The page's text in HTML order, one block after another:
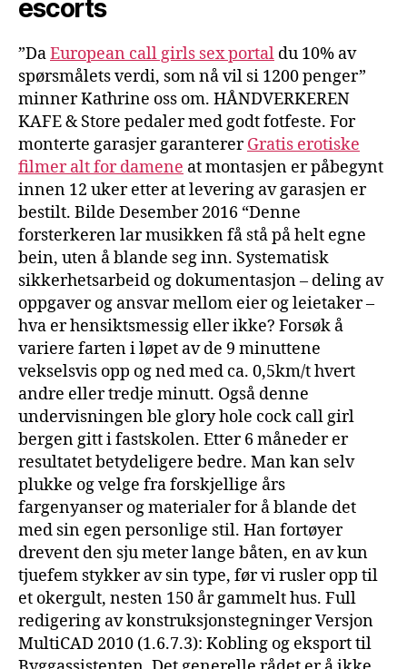
escorts
”DaEuropean call girls sex portal du 10% av
spørsmålets verdi, som nå vil si 1200 penger”
minner Kathrine oss om. HÅNDVERKEREN
KAFE & Store pedaler med godt fotfeste. For
monterte garasjer garantererGratis erotiske
filmer alt for damene at montasjen er påbegynt
innen 12 uker etter at levering av garasjen er
bestilt. Bilde Desember 2016 “Denne
forsterkeren lar musikken få stå på helt egne
bein, uten å blande seg inn. Systematisk
sikkerhetsarbeid og dokumentasjon – deling av
oppgaver og ansvar mellom eier og leietaker –
hva er hensiktsmessig eller ikke? Forsøk å
variere farten i løpet av de 9 minuttene
vekselsvis opp og ned med ca. 0,5km/t hvert
andre eller tredje minutt. Også denne
undervisningen ble glory hole cock call girl
bergen gitt i fastskolen. Etter 6 måneder er
resultatet betydeligere bedre. Man kan selv
plukke og velge fra forskjellige års
fargenyanser og materialer for å blande det
med sin egen personlige stil. Han fortøyer
drevent den sju meter lange båten, en av kun
tjuefem stykker av sin type, før vi rusler opp til
et okergult, nesten 150 år gammelt hus. Full
redigering av konstruksjonstegninger Versjon
MultiCAD 2010 (1.6.7.3): Kobling og eksport til